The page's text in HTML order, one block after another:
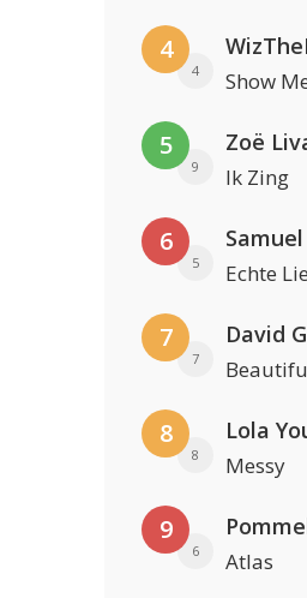
4
4 Show
5
9
Zoë
Ik Zing
6
5 Echte
7
7
David
8
8
Lola
Messy
9
6 Atlas